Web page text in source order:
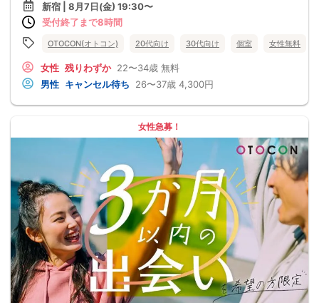
新宿 | 8月7日(金) 19:30〜
受付終了まで8時間
OTOCON(オトコン) 20代向け 30代向け 個室 女性無料
女性 残りわずか 22〜34歳 無料
男性 キャンセル待ち 26〜37歳 4,300円
女性急募！